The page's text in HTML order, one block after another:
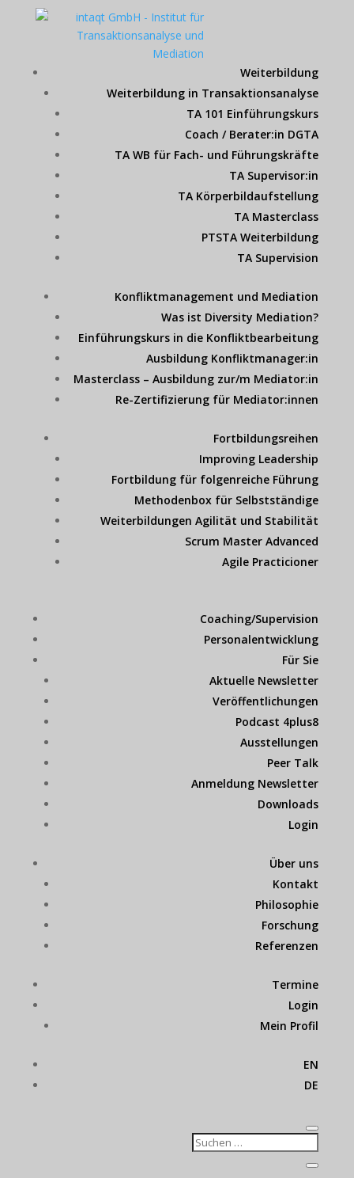
Weiterbildung
Weiterbildung in Transaktionsanalyse
TA 101 Einführungskurs
Coach / Berater:in DGTA
TA WB für Fach- und Führungskräfte
TA Supervisor:in
TA Körperbildaufstellung
TA Masterclass
PTSTA Weiterbildung
TA Supervision
Konfliktmanagement und Mediation
Was ist Diversity Mediation?
Einführungskurs in die Konfliktbearbeitung
Ausbildung Konfliktmanager:in
Masterclass – Ausbildung zur/m Mediator:in
Re-Zertifizierung für Mediator:innen
Fortbildungsreihen
Improving Leadership
Fortbildung für folgenreiche Führung
Methodenbox für Selbstständige
Weiterbildungen Agilität und Stabilität
Scrum Master Advanced
Agile Practicioner
Coaching/Supervision
Personalentwicklung
Für Sie
Aktuelle Newsletter
Veröffentlichungen
Podcast 4plus8
Ausstellungen
Peer Talk
Anmeldung Newsletter
Downloads
Login
Über uns
Kontakt
Philosophie
Forschung
Referenzen
Termine
Login
Mein Profil
EN
DE